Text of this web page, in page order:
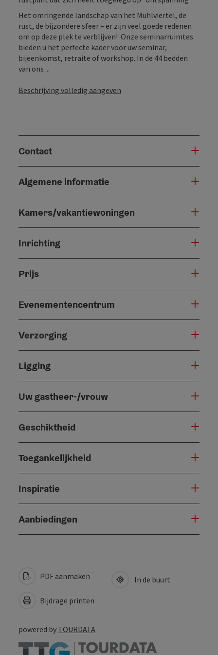
Het omringende landschap van het Mühlviertel, de
rust, de bijzondere sfeer – er zijn veel goede redenen
om op deze plek te verblijven! Onze seminarruimtes
bieden u het perfecte kader voor uw seminar,
bijeenkomst, retraite of workshop. In de 44 bedden
van ons ...
Beschrijving volledig aangeven
Contact
Algemene informatie
Kamers/vakantiewoningen
Inrichting
Prijs
Evenementencentrum
Verzorging
Ligging
Uw gastheer-/vrouw
Geschiktheid
Toegankelijkheid
Inspiratie
Aanbiedingen
PDF aanmaken
Bijdrage printen
In de buurt
powered by TOURDATA